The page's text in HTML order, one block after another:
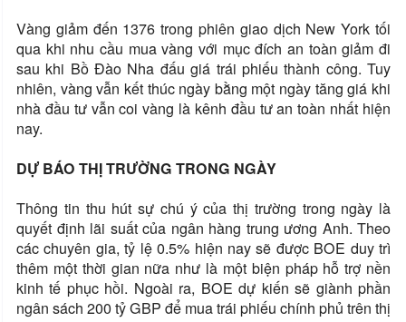
Vàng giảm đến 1376 trong phiên giao dịch New York tối
qua khi nhu cầu mua vàng với mục đích an toàn giảm đi
sau khi Bồ Đào Nha đấu giá trái phiếu thành công. Tuy
nhiên, vàng vẫn kết thúc ngày bằng một ngày tăng giá khi
nhà đầu tư vẫn coi vàng là kênh đầu tư an toàn nhất hiện
nay.
DỰ BÁO THỊ TRƯỜNG TRONG NGÀY
Thông tin thu hút sự chú ý của thị trường trong ngày là
quyết định lãi suất của ngân hàng trung ương Anh. Theo
các chuyên gia, tỷ lệ 0.5% hiện nay sẽ được BOE duy trì
thêm một thời gian nữa như là một biện pháp hỗ trợ nền
kinh tế phục hồi. Ngoài ra, BOE dự kiến sẽ giành phần
ngân sách 200 tỷ GBP để mua trái phiếu chính phủ trên thị